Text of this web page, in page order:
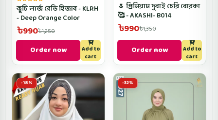
কুচি লার্জ রেডি হিজাব - KLRH
- Deep Orange Color
৳990৳1,250
Order now
Add to
cart
🌷 প্রিমিয়াম দুবাই চেরি বোরকা
🥰 - AKASHI- B014
৳990৳1,350
Order now
Add to
cart
-18% -32%